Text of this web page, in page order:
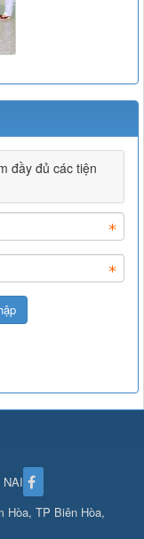
đầy đủ các tiện
Hòa, TP Biên Hòa,